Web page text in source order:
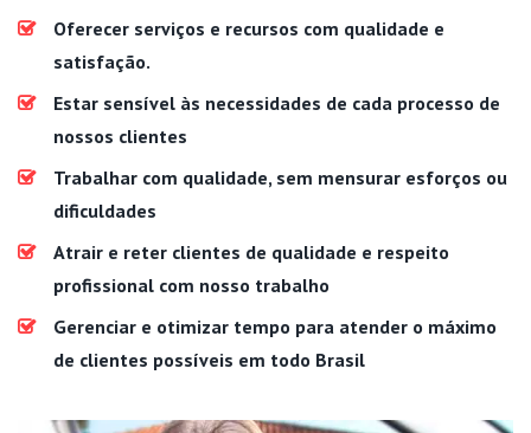
Oferecer serviços e recursos com qualidade e
satisfação.
Estar sensível às necessidades de cada processo de
nossos clientes
Trabalhar com qualidade, sem mensurar esforços ou
dificuldades
Atrair e reter clientes de qualidade e respeito
profissional com nosso trabalho
Gerenciar e otimizar tempo para atender o máximo
de clientes possíveis em todo Brasil